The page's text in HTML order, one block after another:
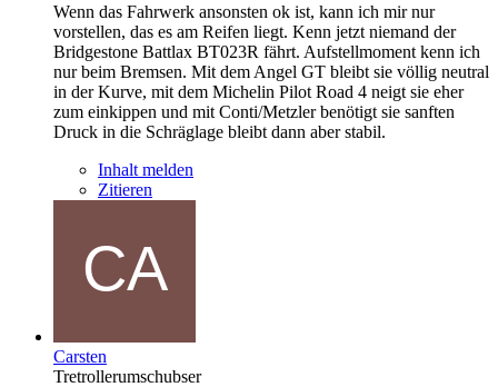
Wenn das Fahrwerk ansonsten ok ist, kann ich mir nur
vorstellen, das es am Reifen liegt. Kenn jetzt niemand der
Bridgestone Battlax BT023R fährt. Aufstellmoment kenn ich
nur beim Bremsen. Mit dem Angel GT bleibt sie völlig neutral
in der Kurve, mit dem Michelin Pilot Road 4 neigt sie eher
zum einkippen und mit Conti/Metzler benötigt sie sanften
Druck in die Schräglage bleibt dann aber stabil.
Inhalt melden
Zitieren
Carsten
Tretrollerumschubser